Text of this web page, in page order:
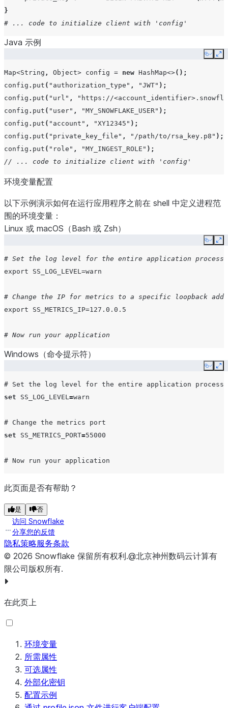
}
# ... code to initialize client with 'config'
Java 示例
Copy
Map<String , Object> config = new HashMap<>();
config . put ( "authorization_type" , "JWT" );
config . put ( "url" ,
"https://
config . put ( "user" , "MY_SNOWFLAKE_USER" );
config . put ( "account" , "XY12345" );
config . put ( "private_key_file" , "/path/to/rsa_key.p8" );
config . put ( "role" , "MY_INGEST_ROLE" );
// ... code to initialize client with 'config'
环境变量配置
以下示例演示如何在运行应用程序之前在 shell 中定义进程范
围的环境变量：
Linux 或 macOS（Bash 或 Zsh）
Copy
# Set the log level for the entire application
export
SS_LOG_LEVEL=warn
# Change the IP for metrics to a specific loopback
export
SS_METRICS_IP=127 .0.0.5
# Now run your application
Windows（命令提示符）
Copy
set SS_LOG_LEVEL=warn
set
SS_METRICS_PORT=55000
此页面是否有帮助？
是 否
访问 Snowflake
分享您的反馈
隐私策略服务条款
© 2026 Snowflake 保留所有权利.@北京神州数码云计算有
限公司版权所有.
在此页上
环境变量
所需属性
可选属性
外部化密钥
配置示例